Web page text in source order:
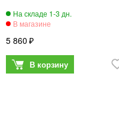
5 860